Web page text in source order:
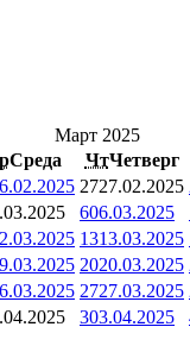
Март 2025
Среда ЧтЧетверг
2727.02.2025
606.03.2025
1313.03.2025
2020.03.2025
2727.03.2025
303.04.2025